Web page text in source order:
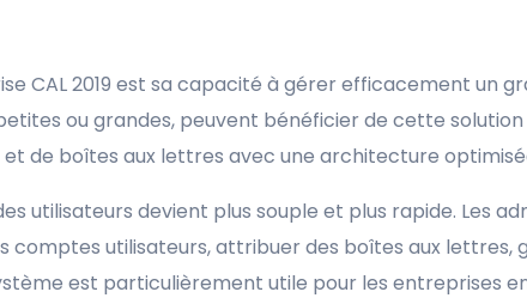
CAL 2019 est sa capacité à gérer efficacement un
ou grandes, peuvent bénéficier de cette
de boîtes aux lettres avec une architecture
utilisateurs devient plus souple et plus rapide. Les
utilisateurs, attribuer des boîtes aux lettres,
est particulièrement utile pour les entreprises